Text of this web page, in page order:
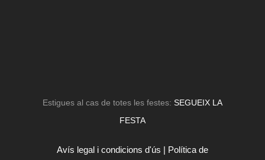
Estigues al cas de totes les festes: SEGUEIX LA
FESTA
Avís legal i condicions d'ús | Política de